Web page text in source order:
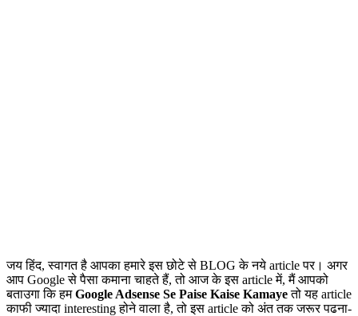
जय हिंद, स्वागत है आपका हमारे इस छोटे से BLOG के नये article पर। अगर
आप Google से पैसा कमाना चाहते हैं, तो आज के इस article में, मैं आपको
बताउगा कि हमGoogle Adsense Se Paise Kaise Kamayeतो यह article
काफी ज्यादा interesting होने वाला है, तो इस article को अंत तक जरूर पढना-